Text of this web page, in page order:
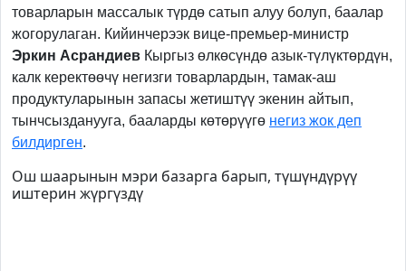
товарларын массалык түрдө сатып алуу болуп, баалар
жогорулаган. Кийинчерээк вице-премьер-министр
Эркин Асрандиев Кыргыз өлкөсүндө азык-түлүктөрдүн,
калк керектөөчү негизги товарлардын, тамак-аш
продуктуларынын запасы жетиштүү экенин айтып,
тынчсызданууга, бааларды көтөрүүгө негиз жок деп
билдирген.
Ош шаарынын мэри базарга барып, түшүндүрүү
иштерин жүргүздү